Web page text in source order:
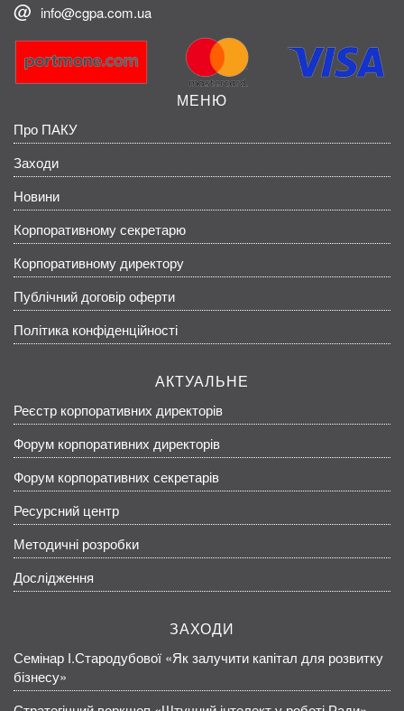
info@cgpa.com.ua
МЕНЮ
Про ПАКУ
Заходи
Новини
Корпоративному секретарю
Корпоративному директору
Публічний договір оферти
Політика конфіденційності
АКТУАЛЬНЕ
Реєстр корпоративних директорів
Форум корпоративних директорів
Форум корпоративних секретарів
Ресурсний центр
Методичні розробки
Дослідження
ЗАХОДИ
Семінар І.Стародубової «Як залучити капітал для розвитку
бізнесу»